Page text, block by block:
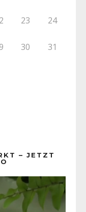
23 24
30 31
– JETZT